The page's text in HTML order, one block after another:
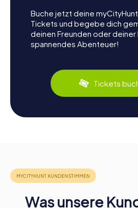
Buche jetzt deine
Tickets und begebe dich
deinen Freunden oder deiner
spannendes Abenteuer!
Tickets
Was unsere